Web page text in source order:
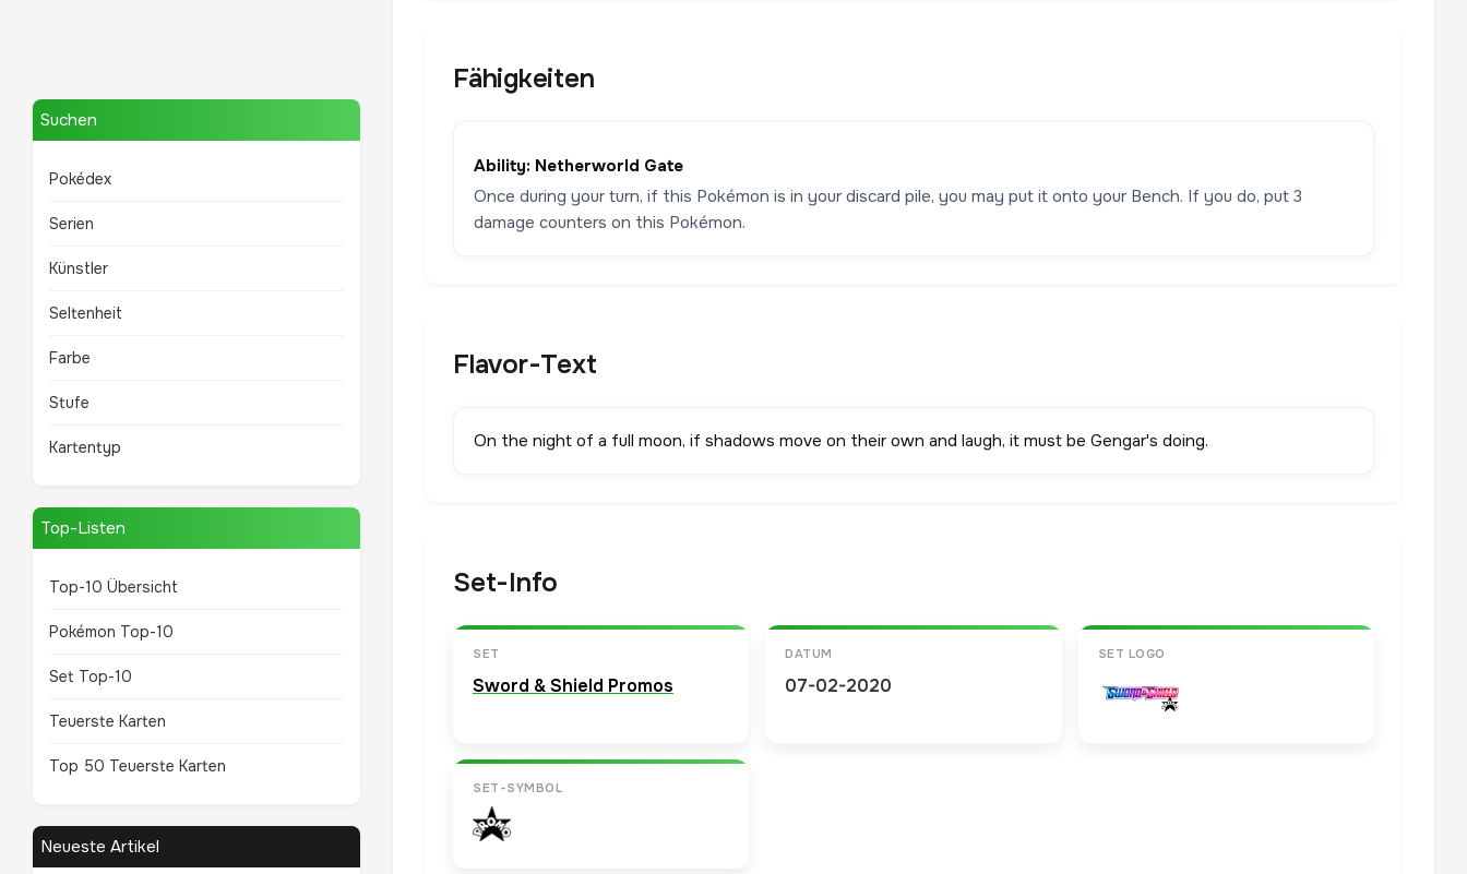
TOP 10 POKÉMON
Suchen
Pokédex
Serien
Künstler
Seltenheit
Farbe
Stufe
Kartentyp
Top-Listen
Top-10 Übersicht
Pokémon Top-10
Set Top-10
Teuerste Karten
Top 50 Teuerste Karten
Neueste Artikel
Fähigkeiten
Ability: Netherworld Gate
Once during your turn, if this Pokémon is in your discard pile, you may put it onto your Bench. If you do, put 3
damage counters on this Pokémon.
Flavor-Text
On the night of a full moon, if shadows move on their own and laugh, it must be Gengar's doing.
Set-Info
SET
Sword & Shield Promos
DATUM
07-02-2020
SET LOGO
SET-SYMBOL